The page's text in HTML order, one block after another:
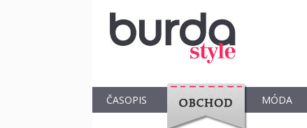
ČASOPIS
OBCHOD
MÓDA